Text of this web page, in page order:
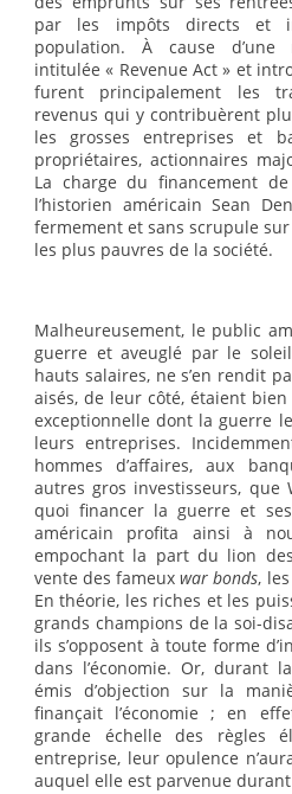
par les impôts directs et
population. À cause d’une
intitulée « Revenue Act » et
furent principalement les
revenus qui y contribuèrent
les grosses entreprises et
propriétaires, actionnaires
La charge du financement
l’historien américain Sean
fermement et sans scrupule
les plus pauvres de la société.
Malheureusement, le public
guerre et aveuglé par le
hauts salaires, ne s’en rendit
aisés, de leur côté, étaient
exceptionnelle dont la guerre
leurs entreprises.
hommes d’affaires, aux
autres gros investisseurs, que
quoi financer la guerre et
américain profita ainsi à
empochant la part du lion
vente des fameux war bonds,
En théorie, les riches et les
grands champions de la soi-
ils s’opposent à toute forme
dans l’économie. Or, durant
émis d’objection sur la
finançait l’économie ; en
grande échelle des règles
entreprise, leur opulence
auquel elle est parvenue